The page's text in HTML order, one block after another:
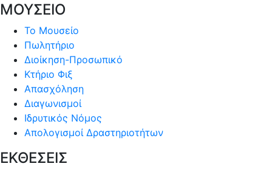
ΜΟΥΣΕΙΟ
Το Μουσείο
Πωλητήριο
Διοίκηση-Προσωπικό
Κτήριο Φιξ
Απασχόληση
Διαγωνισμοί
Ιδρυτικός Νόμος
Απολογισμοί Δραστηριοτήτων
ΕΚΘΕΣΕΙΣ